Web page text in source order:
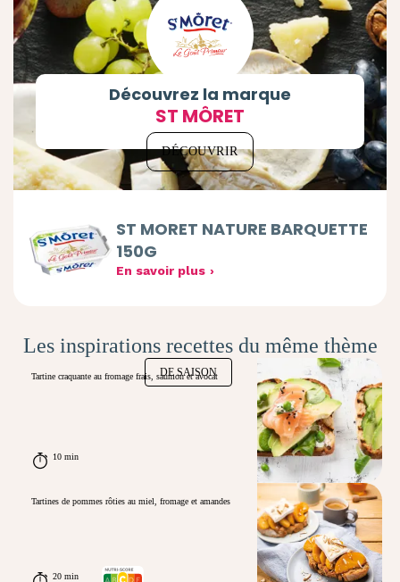
Découvrez la marque
ST MÔRET
DÉCOUVRIR
ST MORET NATURE BARQUETTE
150G
En savoir plus
Les inspirations recettes du même thème
DE SAISON
Tartine craquante au fromage frais, saumon et avocat
10 min
Tartines de pommes rôties au miel, fromage et amandes
20 min